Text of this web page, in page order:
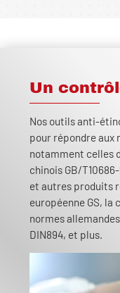
Un
Nos outils anti-
pour répondre aux
notamment celles
chinois GB/
et autres produits
européenne GS,
normes
DIN894, et plus.